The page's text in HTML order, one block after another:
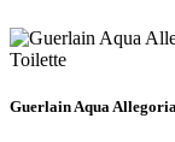
Guerlain Aqua